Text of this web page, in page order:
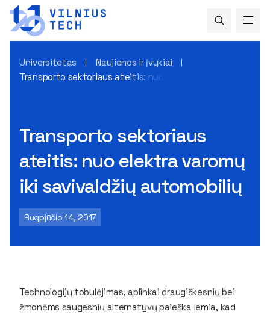
Universitetas
Naujienos ir įvykiai
Transporto sektoriaus ateitis: nuo elektra varomų iki
Transporto sektoriaus
ateitis: nuo elektra varomų
iki savivaldžių automobilių
Rugpjūčio 14, 2017
Technologijų tobulėjimas, aplinkai draugiškesnių bei
žmonėms saugesnių alternatyvų paieška lemia, kad